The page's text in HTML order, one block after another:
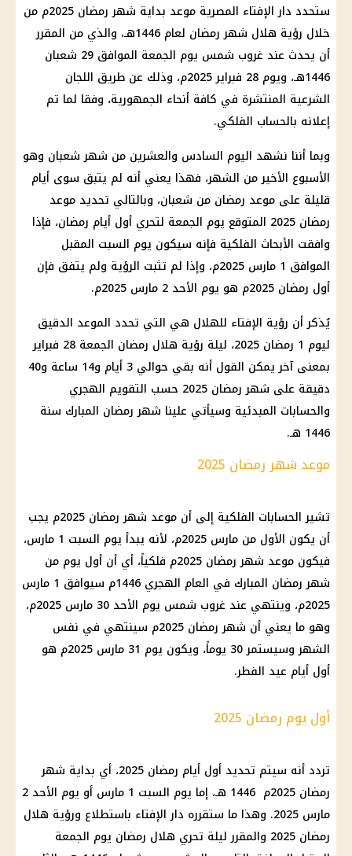
ستحدد دار الإفتاء المصرية موعد بداية شهر رمضان 2025م من
خلال رؤية هلال شهر رمضان لعام 1446هـ، والذي من المقرر
أن يحدث عند غروب شمس يوم الجمعة الموافق 29 شعبان
1446هـ، ويوم 28 فبراير 2025م، وذلك عن طريق اللجان
الشرعية المنتشرة في كافة أنحاء الجمهورية، وفقا لما تم
إعلانه بالحساب الفلكي.
وبما أننا نشهد اليوم السادس والعشرين من شهر شعبان وهو
الأسبوع الأخير من الشهر، فهذا يعني أنه لم يتبق سوى أيام
قليلة على موعد رمضان من شعبان، وبالتالي تحديد موعد
رمضان 2025 المتوقع يوم الجمعة لتحري أول أيام رمضان، فإذا
وافقت الأبحاث الفلكية فإنه سيكون يوم السبت المقبل
الموافق 1 مارس 2025م، وإذا لم تثبت الرؤية ولم يتفق فإن
أول رمضان 2025م هو يوم الأحد 2 مارس 2025م.
يُذكر أن رؤية الإفتاء للهلال هي التي تحدد الموعد الدقيق
ليوم 1 رمضان 2025، ليلة رؤية هلال رمضان الجمعة 28 فبراير
بمعنى آخر يمكن القول أنه بقي حوالي 3 أيام و14 ساعة و40
دقيقة على شهر رمضان 2025 حسب التقويم الهجري
والحسابات المبدئية وسيأتي علينا شهر رمضان المبارك سنة
1446 هـ.
موعد شهر رمضان 2025
تشير الحسابات الفلكية إلى أن موعد شهر رمضان 2025م يجب
أن يكون الأول من مارس 2025م، لأنه يبدأ يوم السبت 1 مارس،
فيكون موعد شهر رمضان 2025م فلكياً، أي أن أول يوم من
شهر رمضان المبارك في العام الهجري 1446م سيوافق 1 مارس
2025م، وينتهي عند غروب شمس يوم الأحد 30 مارس 2025م،
وهو ما يعني أن شهر رمضان 2025م سينتهي في نفس
الشهر وسيستمر 30 يوماً، ويكون يوم 31 مارس 2025م هو
أول أيام عيد الفطر.
أول يوم رمضان 2025
تردد أنه سيتم تحديد أول أيام رمضان 2025، أي بداية شهر
رمضان 2025م 1446 هـ، إما يوم السبت 1 مارس أو يوم الأحد 2
مارس 2025. وهذا ما ستقرره دار الإفتاء باستطلاع ورؤية هلال
رمضان 2025 والمقرر ليلة تحري هلال رمضان يوم الجمعة